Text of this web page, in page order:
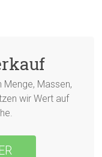
Menge, Massen,
wir Wert auf